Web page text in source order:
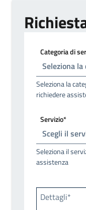
Categoria di
Seleziona la
richiedere
Servizio*
Seleziona il
assistenza
Dettagli*